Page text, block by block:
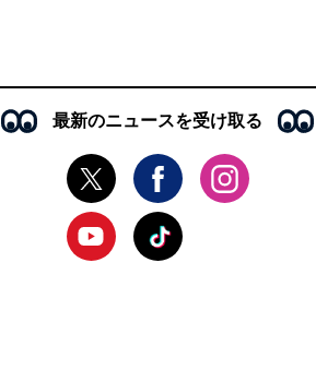
最新のニュースを受け取る